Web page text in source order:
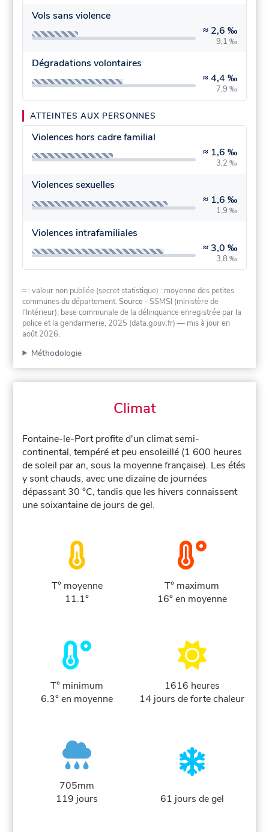
Vols sans violence
≈ 2,6 ‰
9,1 ‰
Dégradations volontaires
≈4,4 ‰
7,9 ‰
ATTEINTES AUX PERSONNES
Violences hors cadre familial
≈ 1,6 ‰
3,2 ‰
Violences sexuelles
≈ 1,6 ‰
1,9 ‰
Violences intrafamiliales
≈ 3,0 ‰
3,8 ‰
≈ : valeur non publiée (secret statistique) : moyenne des petites
communes du département.Source - SSMSI (ministère de
l'Intérieur), base communale de la délinquance enregistrée par la
police et la gendarmerie, 2025 (data.gouv.fr) — mis à jour en
août 2026.
Méthodologie
Climat
Fontaine-le-Port profite d'un climat semi-
continental, tempéré et peu ensoleillé (1 600 heures
de soleil par an, sous la moyenne française). Les étés
y sont chauds, avec une dizaine de journées
dépassant 30 °C, tandis que les hivers connaissent
une soixantaine de jours de gel.
T° moyenne
11.1°
T° maximum
16° en moyenne
T° minimum
6.3° en moyenne
1616 heures
14 jours de forte chaleur
705mm
119 jours
61 jours de gel